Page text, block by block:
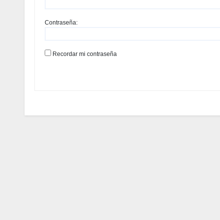
Contraseña:
Recordar mi contraseña